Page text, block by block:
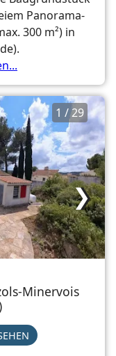
Panorama-
300 m²) in
1 / 29
❯
Minervois